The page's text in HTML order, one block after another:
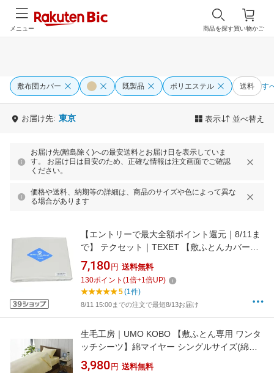
買い物かご
商品を探す
メニュー
敷布団カバー 既製品 ポリエステル 送料 す
お届け先: 東京 表示 並べ替え
お届け先(離島除く)への最安送料とお届け日を表示していま
す。 お届け日は目安のため、正確な情報は注文画面でご確認
ください。
価格や送料、納期等の詳細は、商品のサイズや色によって異な
る場合があります
【エントリーで最大全額ポイント還元｜8/11ま
で】 テクセット｜TEXET 【敷ふとんカバー】
ミクロガードスタンダード シングルサイズ(ポ
リエステル100%/105×215cm/ベージュ)
[MGS0002]
7,180 円 送料無料
130ポイント (1倍+1倍UP)
5(1件)
8/11 15:00までの注文で最短8/13お届け
生毛工房｜UMO KOBO 【敷ふとん専用 ワンタ
ッチシーツ】綿マイヤー シングルサイズ(綿
100%/105×215cm/アイボリー)[UMK32FSIV]
3,980 円 送料無料